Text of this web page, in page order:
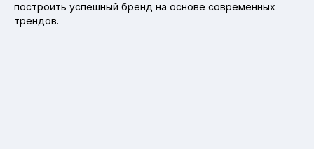
построить успешный бренд на основе современных
трендов.